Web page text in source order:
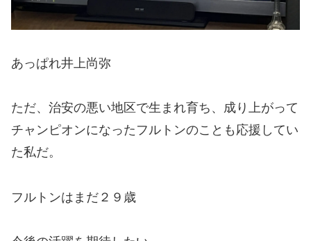
あっぱれ井上尚弥
ただ、治安の悪い地区で生まれ育ち、成り上がって
チャンピオンになったフルトンのことも応援してい
た私だ。
フルトンはまだ２９歳